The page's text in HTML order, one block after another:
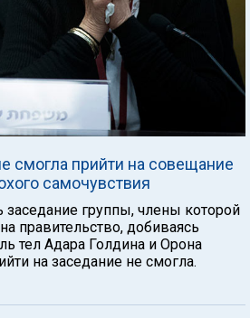
смогла прийти на совещание
самочувствия
заседание группы, члены которой
правительство, добиваясь
тел Адара Голдина и Орона
на заседание не смогла.